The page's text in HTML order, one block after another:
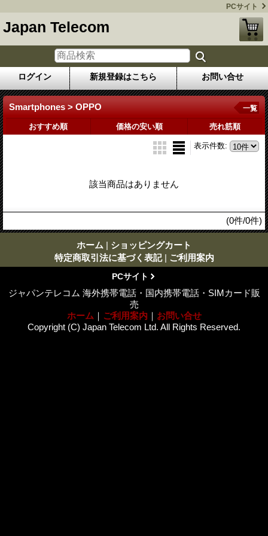
PCサイト
Japan Telecom
ログイン 新規登録はこちら お問い合せ
Smartphones > OPPO 一覧
おすすめ順 価格の安い順 売れ筋順
表示件数:
該当商品はありません
(0件/0件)
ホーム | ショッピングカート
特定商取引法に基づく表記 | ご利用案内
PCサイト
ジャパンテレコム 海外携帯電話・国内携帯電話・SIMカード販
売
ホーム ｜ ご利用案内 ｜ お問い合せ
Copyright (C) Japan Telecom Ltd. All Rights Reserved.